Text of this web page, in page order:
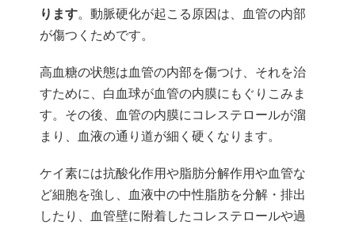
ります。動脈硬化が起こる原因は、血管の内部
が傷つくためです。
高血糖の状態は血管の内部を傷つけ、それを治
すために、白血球が血管の内膜にもぐりこみま
す。その後、血管の内膜にコレステロールが溜
まり、血液の通り道が細く硬くなります。
ケイ素には抗酸化作用や脂肪分解作用や血管な
ど細胞を強し、血液中の中性脂肪を分解・排出
したり、血管壁に附着したコレステロールや過